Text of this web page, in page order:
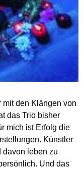
mit den Klängen von
das Trio bisher
mich ist Erfolg die
Künstler
davon leben zu
Und das